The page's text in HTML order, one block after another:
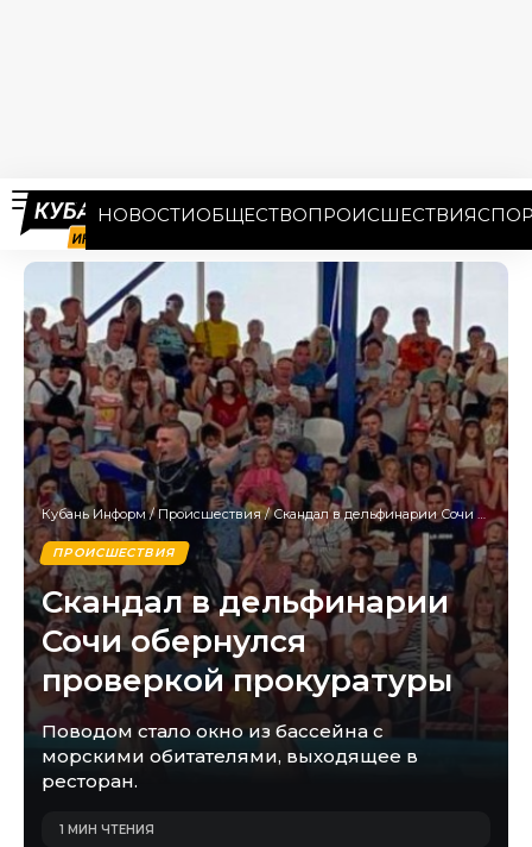
НОВОСТИОБЩЕСТВОПРОИСШЕСТВИЯ
Кубань Информ/ Происшествия/Скандал в дельфинарии Сочи обернулся проверкой прокуратуры
ПРОИСШЕСТВИЯ
Скандал в дельфинарии
Сочи обернулся
проверкой прокуратуры
Поводом стало окно из бассейна с
морскими обитателями, выходящее в
ресторан.
1 МИН ЧТЕНИЯ